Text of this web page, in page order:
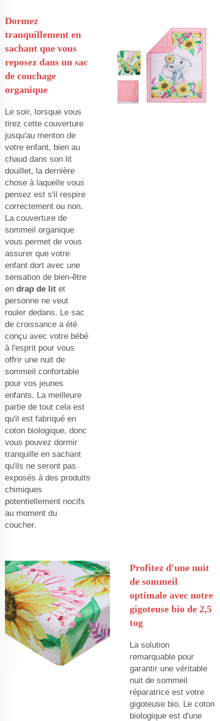
Dormez
tranquillement en
sachant que vous
reposez dans un sac
de couchage
organique
Le soir, lorsque vous
tirez cette couverture
jusqu'au menton de
votre enfant, bien au
chaud dans son lit
douillet, la dernière
chose à laquelle vous
pensez est s'il respire
correctement ou non.
La couverture de
sommeil organique
vous permet de vous
assurer que votre
enfant dort avec une
sensation de bien-être
en drap de lit et
personne ne veut
rouler dedans. Le sac
de croissance a été
conçu avec votre bébé
à l'esprit pour vous
offrir une nuit de
sommeil confortable
pour vos jeunes
enfants. La meilleure
partie de tout cela est
qu'il est fabriqué en
coton biologique, donc
vous pouvez dormir
tranquille en sachant
qu'ils ne seront pas
exposés à des produits
chimiques
potentiellement nocifs
au moment du
coucher.
Profitez d'une nuit
de sommeil
optimale avec notre
gigoteuse bio de 2,5
tog
La solution
remarquable pour
garantir une véritable
nuit de sommeil
réparatrice est votre
gigoteuse bio. Le coton
biologique est d'une